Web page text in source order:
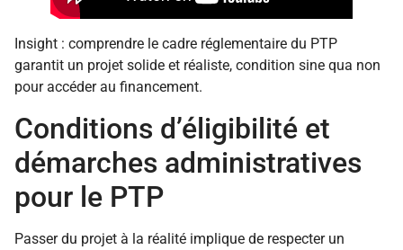
Insight : comprendre le cadre réglementaire du PTP
garantit un projet solide et réaliste, condition sine qua non
pour accéder au financement.
Conditions d’éligibilité et
démarches administratives
pour le PTP
Passer du projet à la réalité implique de respecter un